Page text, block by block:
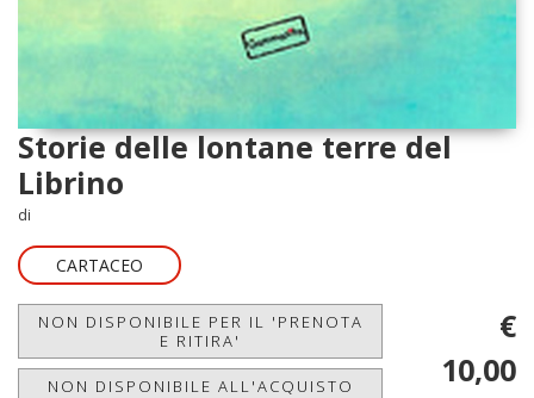
Storie delle lontane terre del
Librino
di
CARTACEO
NON DISPONIBILE PER IL 'PRENOTA
E RITIRA'
NON DISPONIBILE ALL'ACQUISTO
€
10,00